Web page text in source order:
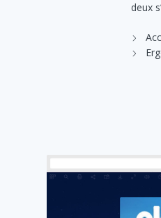
deux